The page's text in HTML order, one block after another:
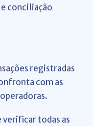
conciliação
registradas
com as
verificar todas as